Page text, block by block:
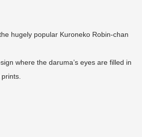
hugely popular Kuroneko Robin-chan
where the daruma’s eyes are filled in